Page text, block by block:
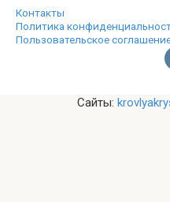
Контакты
Политика
Пользовательское
Сайты: